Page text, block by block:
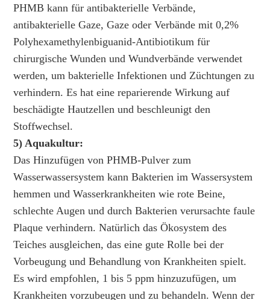
PHMB kann für antibakterielle Verbände,
antibakterielle Gaze, Gaze oder Verbände mit 0,2%
Polyhexamethylenbiguanid-Antibiotikum für
chirurgische Wunden und Wundverbände verwendet
werden, um bakterielle Infektionen und Züchtungen zu
verhindern. Es hat eine reparierende Wirkung auf
beschädigte Hautzellen und beschleunigt den
Stoffwechsel.
5) Aquakultur:
Das Hinzufügen von PHMB-Pulver zum
Wasserwassersystem kann Bakterien im Wassersystem
hemmen und Wasserkrankheiten wie rote Beine,
schlechte Augen und durch Bakterien verursachte faule
Plaque verhindern. Natürlich das Ökosystem des
Teiches ausgleichen, das eine gute Rolle bei der
Vorbeugung und Behandlung von Krankheiten spielt.
Es wird empfohlen, 1 bis 5 ppm hinzuzufügen, um
Krankheiten vorzubeugen und zu behandeln. Wenn der